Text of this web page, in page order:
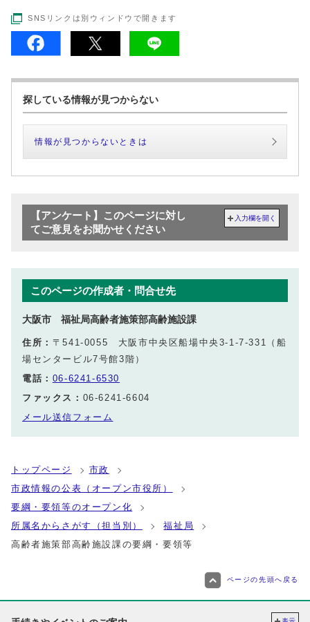
SNSリンクは別ウィンドウで開きます
探している情報が見つからない
情報が見つからないときは
【アンケート】このページに対し
てご意見をお聞かせください
入力欄を開く
このページの作成者・問合せ先
大阪市 福祉局高齢者施策部高齢施設課
住所： 〒541-0055 大阪市中央区船場中央3-1-7-331（船
場センタービル7号館3階）
電話： 06-6241-6530
ファックス： 06-6241-6604
メール送信フォーム
トップページ
市政
市政情報の公表（オープン市役所）
要綱・要領等のオープン化
所属名からさがす（担当別）
福祉局
高齢者施策部高齢施設課の要綱・要領等
ページの先頭へ戻る